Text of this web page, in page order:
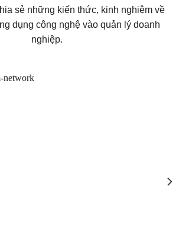
sẻ những kiến thức, kinh nghiệm về
dụng công nghệ vào quản lý doanh
nghiệp.